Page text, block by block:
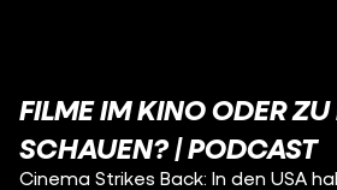
FILME IM KINO ODER
SCHAUEN? | PODCAST